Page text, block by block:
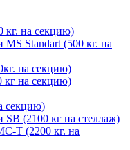
кг. на секцию)
Standart (500 кг. на
на секцию)
кг на секцию)
секцию)
SB (2100 кг на стеллаж)
Т (2200 кг. на